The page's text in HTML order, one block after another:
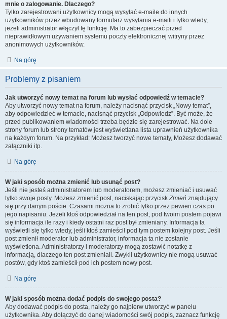
mnie o zalogowanie. Dlaczego?
Tylko zarejestrowani użytkownicy mogą wysyłać e-maile do innych
użytkowników przez wbudowany formularz wysyłania e-maili i tylko wtedy,
jeżeli administrator włączył tę funkcję. Ma to zabezpieczać przed
nieprawidłowym używaniem systemu poczty elektronicznej witryny przez
anonimowych użytkowników.
Na górę
Problemy z pisaniem
Jak utworzyć nowy temat na forum lub wysłać odpowiedź w temacie?
Aby utworzyć nowy temat na forum, należy nacisnąć przycisk „Nowy temat”,
aby odpowiedzieć w temacie, nacisnąć przycisk „Odpowiedz”. Być może, że
przed publikowaniem wiadomości trzeba będzie się zarejestrować. Na dole
strony forum lub strony tematów jest wyświetlana lista uprawnień użytkownika
na każdym forum. Na przykład: Możesz tworzyć nowe tematy, Możesz dodawać
załączniki itp.
Na górę
W jaki sposób można zmienić lub usunąć post?
Jeśli nie jesteś administratorem lub moderatorem, możesz zmieniać i usuwać
tylko swoje posty. Możesz zmienić post, naciskając przyciskZmień znajdujący
się przy danym poście. Czasami można to zrobić tylko przez pewien czas po
jego napisaniu. Jeżeli ktoś odpowiedział na ten post, pod twoim postem pojawi
się informacja ile razy i kiedy ostatni raz post był zmieniany. Informacja ta
wyświetli się tylko wtedy, jeśli ktoś zamieścił pod tym postem kolejny post. Jeśli
post zmienił moderator lub administrator, informacja ta nie zostanie
wyświetlona. Administratorzy i moderatorzy mogą zostawić notatkę z
informacją, dlaczego ten post zmieniali. Zwykli użytkownicy nie mogą usuwać
postów, gdy ktoś zamieścił pod ich postem nowy post.
Na górę
W jaki sposób można dodać podpis do swojego posta?
Aby dodawać podpis do posta, należy go najpierw utworzyć w panelu
użytkownika. Aby dołączyć do danej wiadomości swój podpis, zaznacz funkcję